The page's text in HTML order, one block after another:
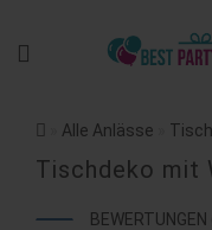
Alle Anlässe
Tischdeko mit
BEWERTUNGEN